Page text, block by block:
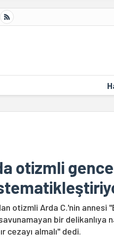
otizmli gence
otizmli Arda C.'nin annesi
bir delikanlıya
cezayı almalı" dedi.